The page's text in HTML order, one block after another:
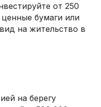
от 250
бумаги или
на жительство в
на берегу